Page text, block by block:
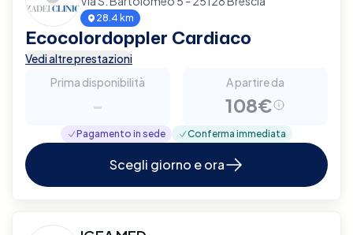
28.4 km
Ecocolordoppler Cardiaco
Vedi altre prestazioni
Prima disponibilità
-
A partire da
108€
Pagamento in sede Conferma immediata
Scegli giorno e ora